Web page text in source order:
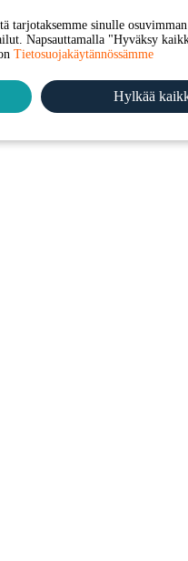
tarjotaksemme sinulle
Napsauttamalla "Hyväksy
Tietosuojakäytännössämme
Hylkää